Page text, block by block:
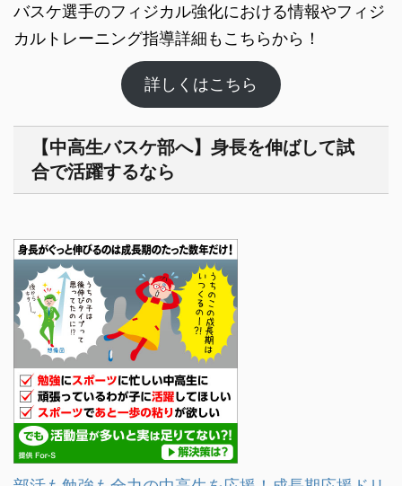
バスケ選手のフィジカル強化における情報やフィジ
カルトレーニング指導詳細もこちらから！
詳しくはこちら
【中高生バスケ部へ】身長を伸ばして試
合で活躍するなら